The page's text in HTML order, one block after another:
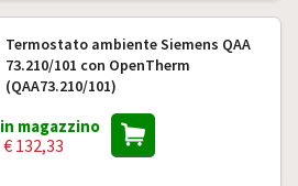
Termostato ambiente Siemens QAA
73.210/101 con OpenTherm
(QAA73.210/101)
in magazzino
€ 132,33